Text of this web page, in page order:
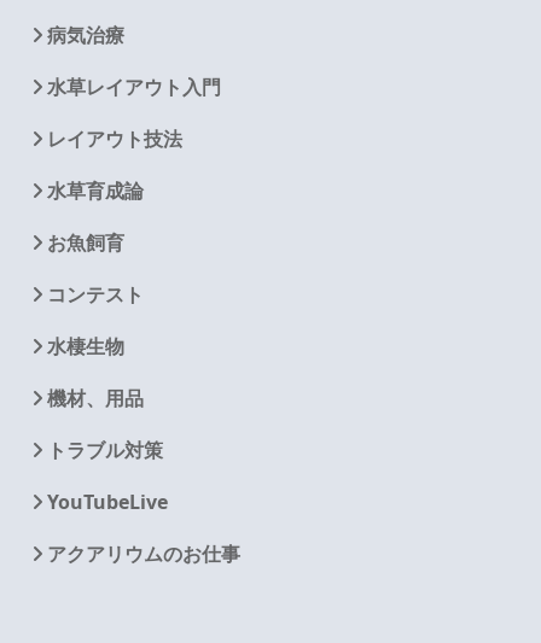
病気治療
水草レイアウト入門
レイアウト技法
水草育成論
お魚飼育
コンテスト
水棲生物
機材、用品
トラブル対策
YouTubeLive
アクアリウムのお仕事